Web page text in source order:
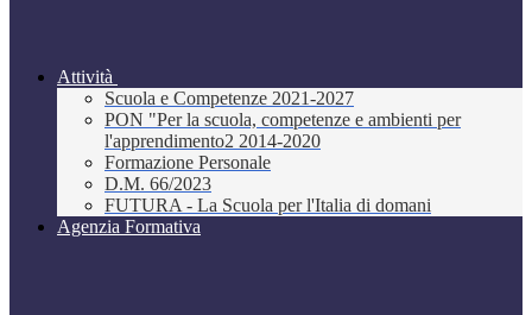
Attività
Scuola e Competenze 2021-2027
PON "Per la scuola, competenze e ambienti per
l'apprendimento2 2014-2020
Formazione Personale
D.M. 66/2023
FUTURA - La Scuola per l'Italia di domani
Agenzia Formativa